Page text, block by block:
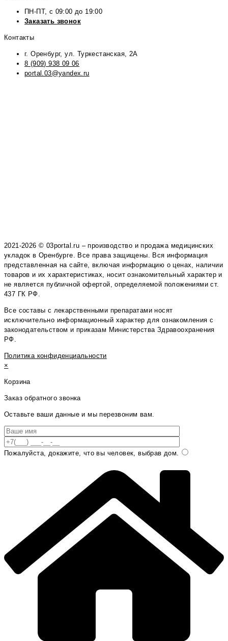
ПН-ПТ, с 09:00 до 19:00
Заказать звонок
Контакты
г. Оренбург, ул. Туркестанская, 2А
8 (909) 938 09 06
portal.03@yandex.ru
2021-2026 © 03portal.ru – производство и продажа медицинских
укладок в Оренбурге. Все права защищены. Вся информация
представленная на сайте, включая информацию о ценах, наличии
товаров и их характеристиках, носит ознакомительный характер и
не является публичной офертой, определяемой положениями ст.
437 ГК РФ.
Все составы с лекарственными препаратами носят
исключительно информационный характер для ознакомления с
законодательством и приказам Министерства Здравоохранения
РФ.
Политика конфиденциальности
×
Корзина
Заказ обратного звонка
Оставьте ваши данные и мы перезвоним вам.
Пожалуйста, докажите, что вы человек, выбрав дом.